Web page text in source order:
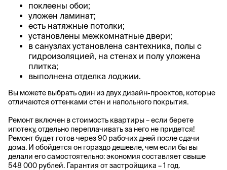
поклеены обои;
уложен ламинат;
есть натяжные потолки;
установлены межкомнатные двери;
в санузлах установлена сантехника, полы с
гидроизоляцией, на стенах и полу уложена
плитка;
выполнена отделка лоджии.
Вы можете выбрать один из двух дизайн-проектов, которые
отличаются оттенками стен и напольного покрытия.
Ремонт включен в стоимость квартиры – если берете
ипотеку, отдельно переплачивать за него не придется!
Ремонт будет готов через 90 рабочих дней после сдачи
дома. И обойдется он гораздо дешевле, чем если бы вы
делали его самостоятельно: экономия составляет свыше
548 000 рублей. Гарантия от застройщика – 1 год.